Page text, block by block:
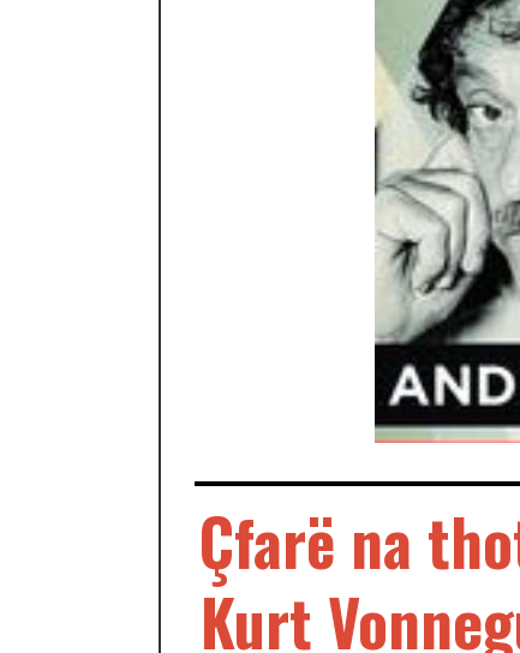
Çfarë na
Kurt